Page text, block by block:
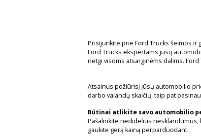
Prisijunkite prie Ford Trucks šeimos
Ford Trucks ekspertams jūsų
netgi visoms atsarginėms dalims.
Atsainus požiūrisį jūsų automobilio
darbo valandų skaičių, taip pat
Būtinai atlikite savo automobilio
Pašalinkite nedidelius
gaukite gerą kainą perparduodant.